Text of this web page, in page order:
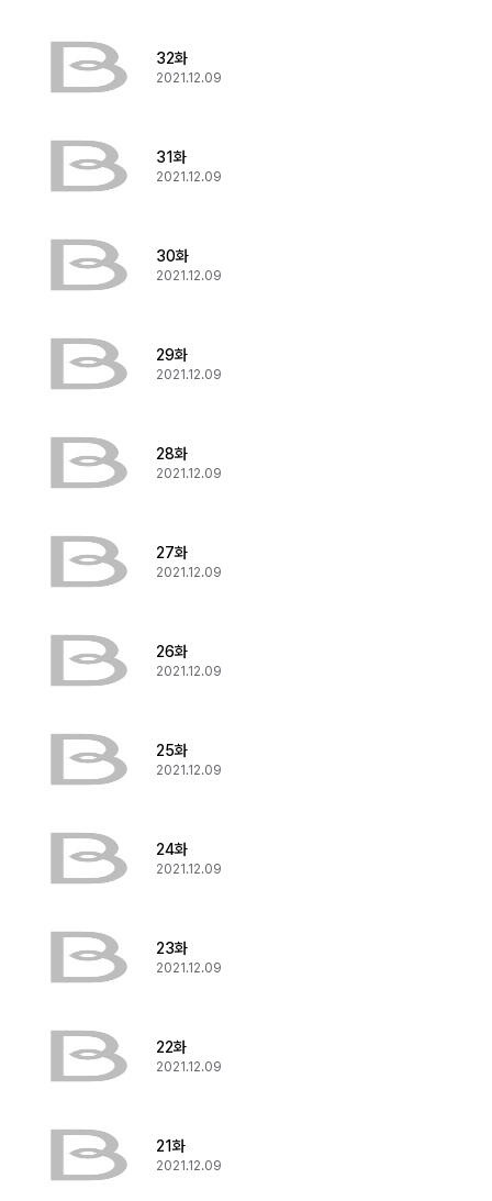
32화
2021.12.09
31화
2021.12.09
30화
2021.12.09
29화
2021.12.09
28화
2021.12.09
27화
2021.12.09
26화
2021.12.09
25화
2021.12.09
24화
2021.12.09
23화
2021.12.09
22화
2021.12.09
21화
2021.12.09